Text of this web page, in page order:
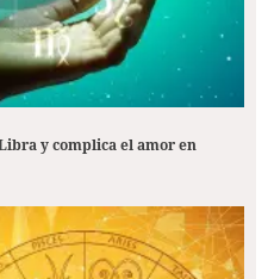
y complica el amor en